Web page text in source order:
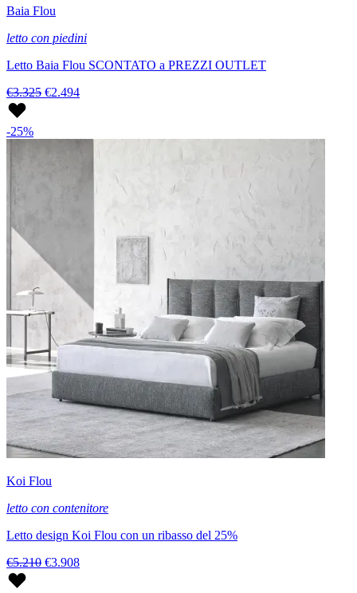
Baia Flou
letto con piedini
Letto Baia Flou SCONTATO a PREZZI OUTLET
€3.325 €2.494
-25%
Koi Flou
letto con contenitore
Letto design Koi Flou con un ribasso del 25%
€5.210 €3.908